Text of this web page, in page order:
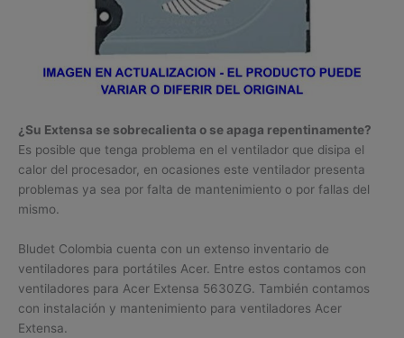
¿Su Extensa se sobrecalienta o se apaga repentinamente?
Es posible que tenga problema en el ventilador que disipa el
calor del procesador, en ocasiones este ventilador presenta
problemas ya sea por falta de mantenimiento o por fallas del
mismo.
Bludet Colombia cuenta con un extenso inventario de
ventiladores para portátiles Acer. Entre estos contamos con
ventiladores para Acer Extensa 5630ZG. También contamos
con instalación y mantenimiento para ventiladores Acer
Extensa.